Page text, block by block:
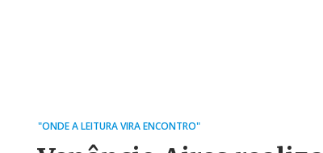
"ONDE A LEITURA VIRA ENCONTRO"